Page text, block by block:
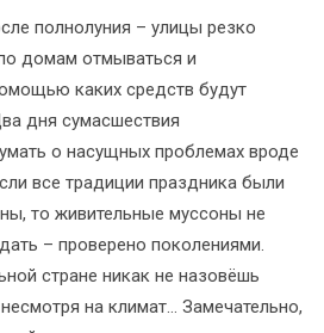
полнолуния – улицы резко
домам отмываться и
каких средств будут
дня сумасшествия
о насущных проблемах вроде
все традиции праздника были
то живительные муссоны не
– проверено поколениями.
стране никак не назовёшь
на климат… Замечательно,